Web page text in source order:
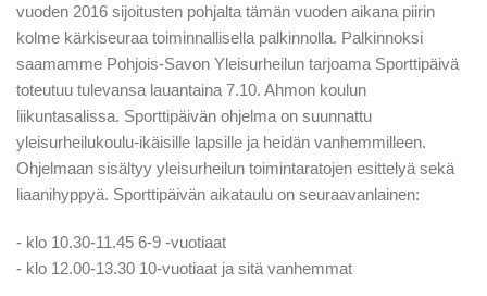
vuoden 2016 sijoitusten pohjalta tämän vuoden aikana piirin
kolme kärkiseuraa toiminnallisella palkinnolla. Palkinnoksi
saamamme Pohjois-Savon Yleisurheilun tarjoama Sporttipäivä
toteutuu tulevansa lauantaina 7.10. Ahmon koulun
liikuntasalissa. Sporttipäivän ohjelma on suunnattu
yleisurheilukoulu-ikäisille lapsille ja heidän vanhemmilleen.
Ohjelmaan sisältyy yleisurheilun toimintaratojen esittelyä sekä
liaanihyppyä. Sporttipäivän aikataulu on seuraavanlainen:
- klo 10.30-11.45 6-9 -vuotiaat
- klo 12.00-13.30 10-vuotiaat ja sitä vanhemmat